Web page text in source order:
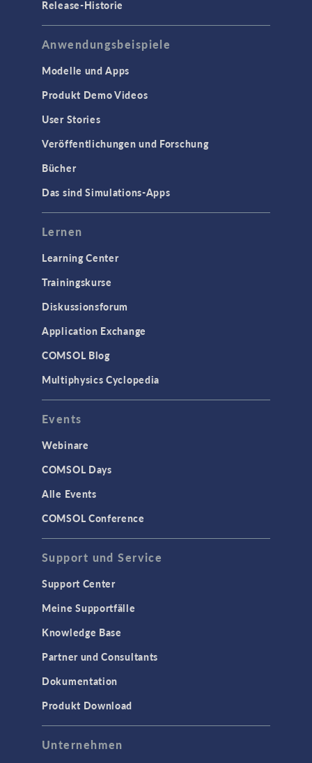
Release-Historie
Anwendungsbeispiele
Modelle und Apps
Produkt Demo Videos
User Stories
Veröffentlichungen und Forschung
Bücher
Das sind Simulations-Apps
Lernen
Learning Center
Trainingskurse
Diskussionsforum
Application Exchange
COMSOL Blog
Multiphysics Cyclopedia
Events
Webinare
COMSOL Days
Alle Events
COMSOL Conference
Support und Service
Support Center
Meine Supportfälle
Knowledge Base
Partner und Consultants
Dokumentation
Produkt Download
Unternehmen